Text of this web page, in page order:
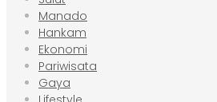
Manado
Hankam
Ekonomi
Pariwisata
Gaya